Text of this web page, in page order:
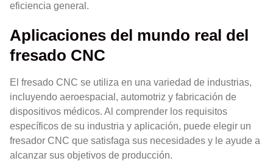
eficiencia general.
Aplicaciones del mundo real del
fresado CNC
El fresado CNC se utiliza en una variedad de industrias,
incluyendo aeroespacial, automotriz y fabricación de
dispositivos médicos. Al comprender los requisitos
específicos de su industria y aplicación, puede elegir un
fresador CNC que satisfaga sus necesidades y le ayude a
alcanzar sus objetivos de producción.